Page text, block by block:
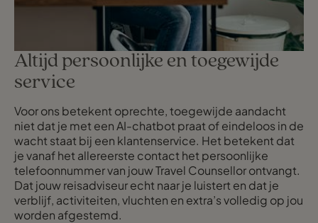
Altijd persoonlijke en toegewijde
service
Voor ons betekent oprechte, toegewijde aandacht
niet dat je met een AI-chatbot praat of eindeloos in de
wacht staat bij een klantenservice. Het betekent dat
je vanaf het allereerste contact het persoonlijke
telefoonnummer van jouw Travel Counsellor ontvangt.
Dat jouw reisadviseur echt naar je luistert en dat je
verblijf, activiteiten, vluchten en extra’s volledig op jou
worden afgestemd.